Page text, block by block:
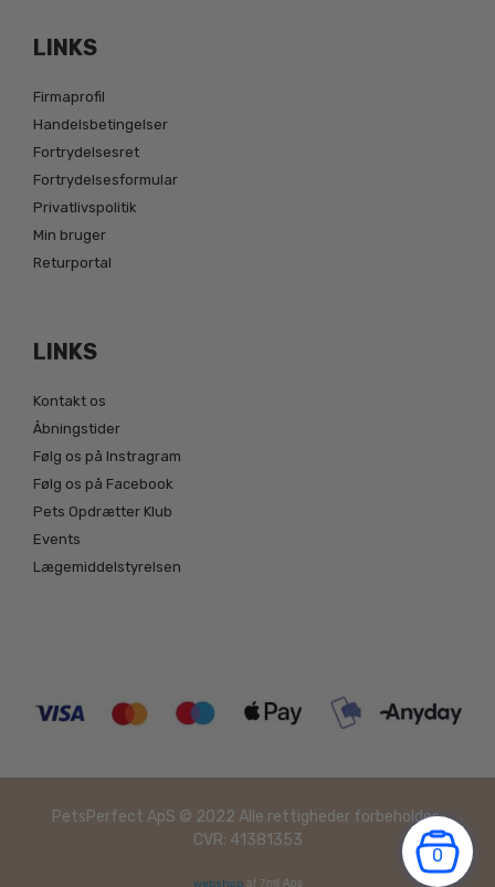
LINKS
Firmaprofil
Handelsbetingelser
Fortrydelsesret
Fortrydelsesformular
Privatlivspolitik
Min bruger
Returportal
LINKS
Kontakt os
Åbningstider
Følg os på Instragram
Følg os på Facebook
Pets Opdrætter Klub
Events
Lægemiddelstyrelsen
PetsPerfect ApS © 2022 Alle rettigheder forbeholdes.
CVR: 41381353
webshopaf 7mil Aps
0